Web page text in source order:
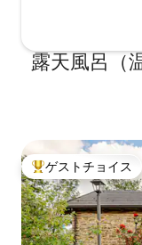
露天風呂（
大好評のゲストチ
ゲストチョイス